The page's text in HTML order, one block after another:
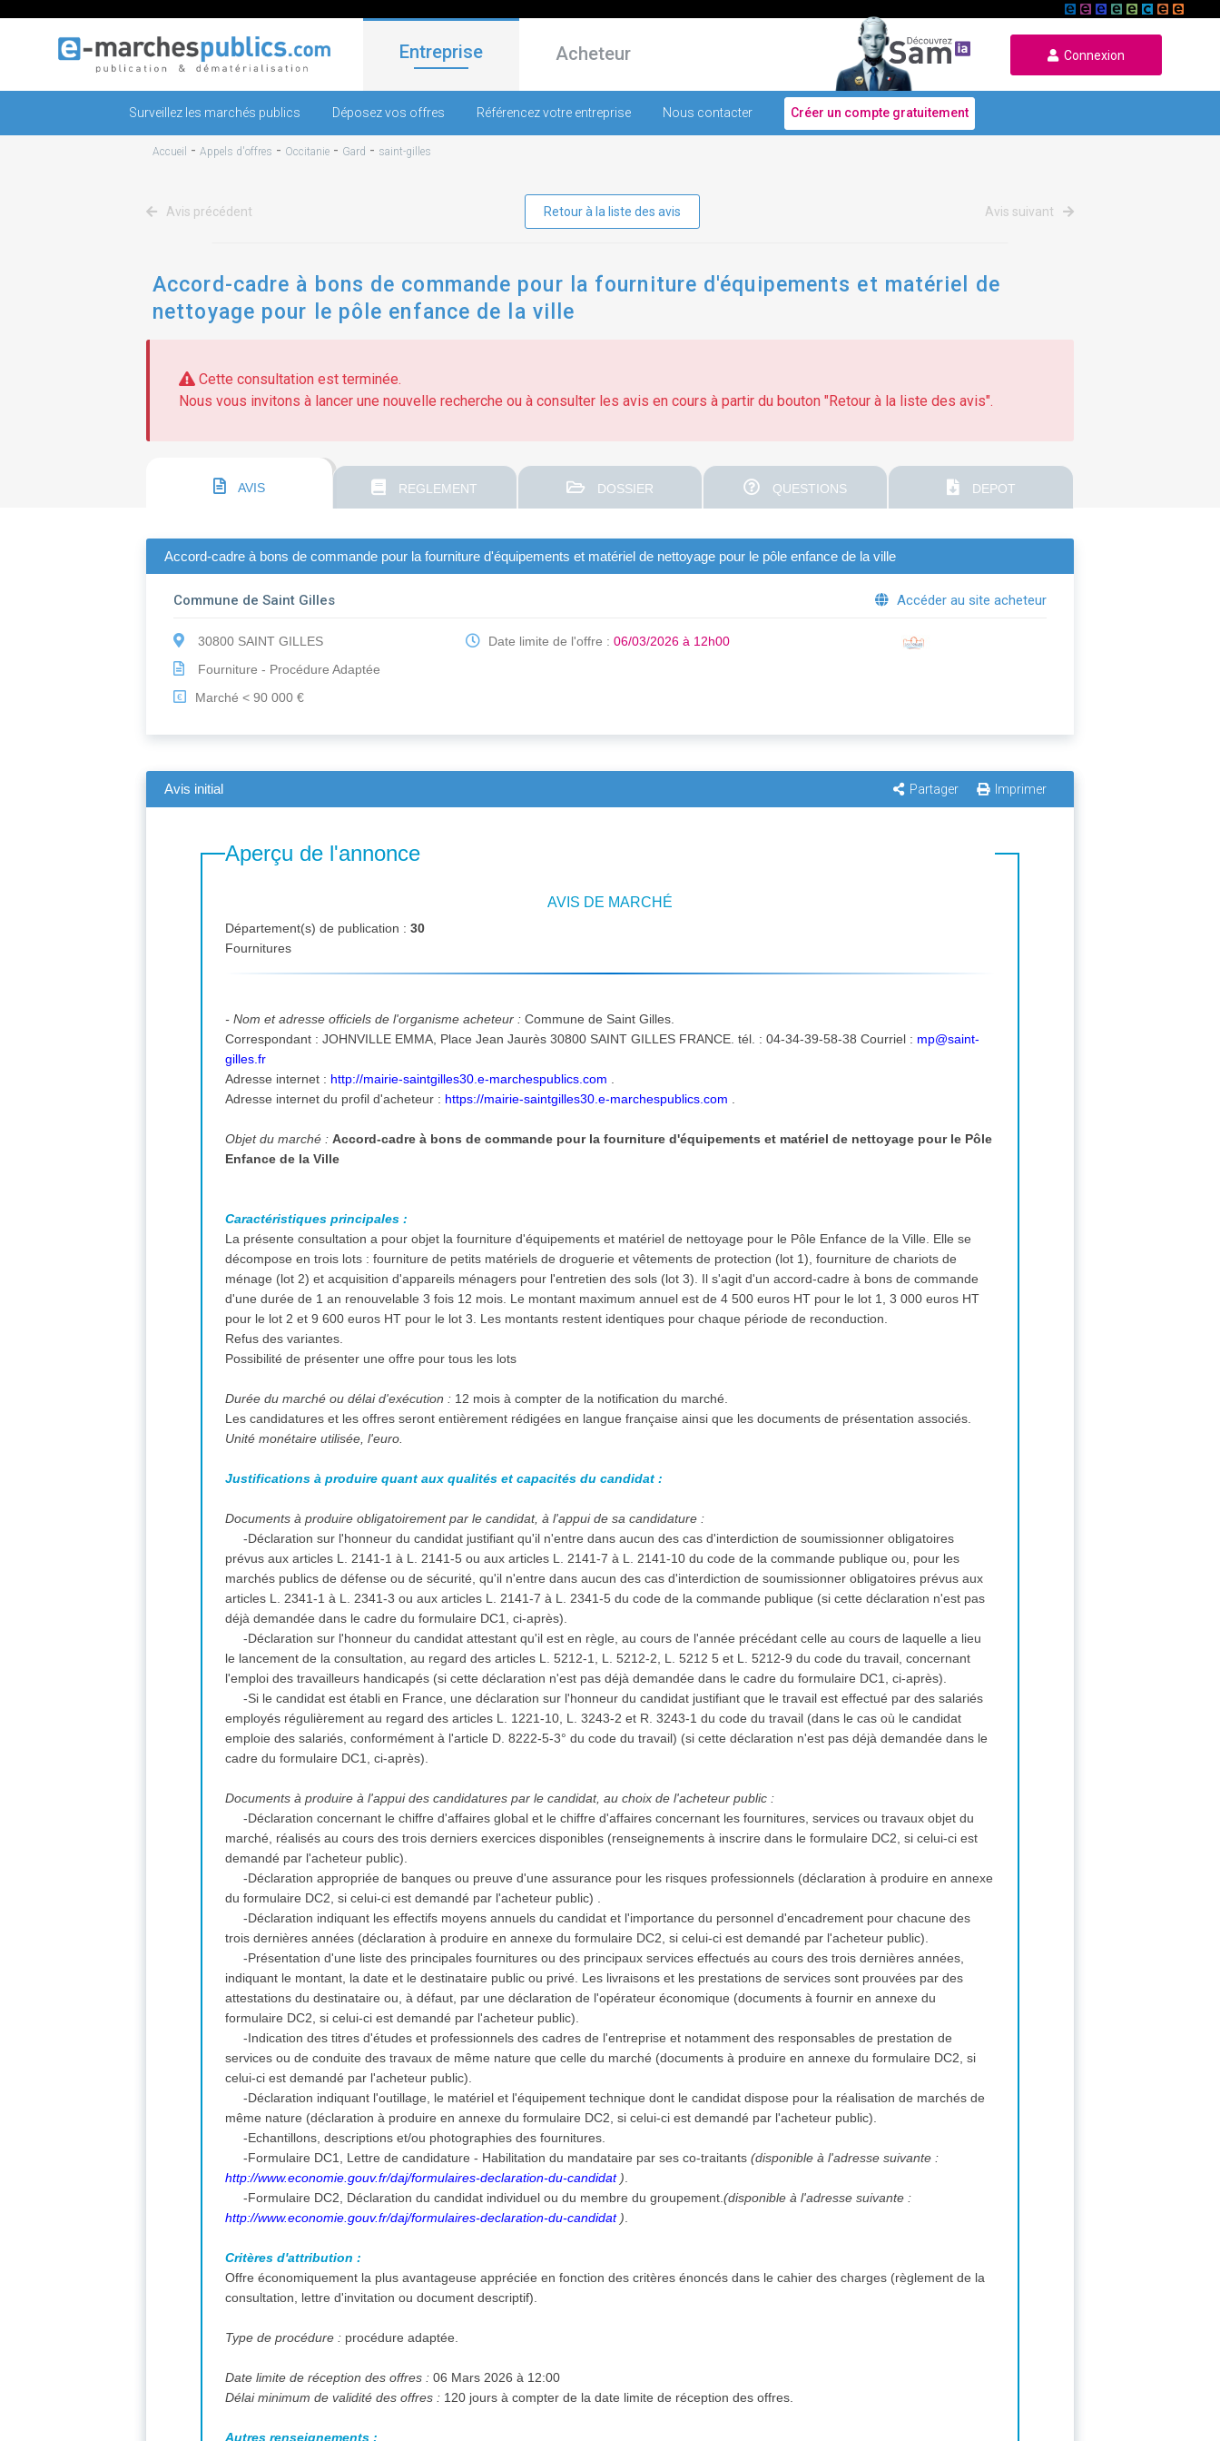
Entreprise Acheteur Connexion
Surveillez les marchés publics Déposez vos offres Référencez votre entreprise Nous contacter Créer un compte gratuitement
Accueil - Appels d'offres - Occitanie - Gard - saint-gilles
Avis précédent Retour à la liste des avis Avis suivant
Accord-cadre à bons de commande pour la fourniture d'équipements et matériel de
nettoyage pour le pôle enfance de la ville
Cette consultation est terminée.
Nous vous invitons à lancer une nouvelle recherche ou à consulter les avis en cours à partir du bouton "Retour à la liste des avis".
AVIS REGLEMENT DOSSIER QUESTIONS DEPOT
Accord-cadre à bons de commande pour la fourniture d'équipements et matériel de nettoyage pour le pôle enfance de la ville
Commune de Saint Gilles Accéder au site acheteur
30800 SAINT GILLES
Fourniture - Procédure Adaptée
€ Marché < 90 000 €
Date limite de l'offre :06/03/2026 à 12h00
Avis initial Partager Imprimer
Aperçu de l'annonce
AVIS DE MARCHÉ
Département(s) de publication :30
Fournitures
- Nom et adresse officiels de l'organisme acheteur :Commune de Saint Gilles.
Correspondant : JOHNVILLE EMMA, Place Jean Jaurès 30800 SAINT GILLES FRANCE. tél. : 04-34-39-58-38 Courriel : mp@saint-
gilles.fr
Adresse internet : http://mairie-saintgilles30.e-marchespublics.com
Adresse internet du profil d'acheteur : https://mairie-saintgilles30.e-marchespublics.com
Objet du marché :Accord-cadre à bons de commande pour la fourniture d'équipements et matériel de nettoyage pour le Pôle
Enfance de la Ville
Caractéristiques principales :
La présente consultation a pour objet la fourniture d'équipements et matériel de nettoyage pour le Pôle Enfance de la Ville. Elle se
décompose en trois lots : fourniture de petits matériels de droguerie et vêtements de protection (lot 1), fourniture de chariots de
ménage (lot 2) et acquisition d'appareils ménagers pour l'entretien des sols (lot 3). Il s'agit d'un accord-cadre à bons de commande
d'une durée de 1 an renouvelable 3 fois 12 mois. Le montant maximum annuel est de 4 500 euros HT pour le lot 1, 3 000 euros HT
pour le lot 2 et 9 600 euros HT pour le lot 3. Les montants restent identiques pour chaque période de reconduction.
Refus des variantes.
Possibilité de présenter une offre pour tous les lots
Durée du marché ou délai d'exécution : 12 mois à compter de la notification du marché.
Les candidatures et les offres seront entièrement rédigées en langue française ainsi que les documents de présentation associés.
Unité monétaire utilisée, l'euro.
Justifications à produire quant aux qualités et capacités du candidat :
Documents à produire obligatoirement par le candidat, à l'appui de sa candidature :
-Déclaration sur l'honneur du candidat justifiant qu'il n'entre dans aucun des cas d'interdiction de soumissionner obligatoires
prévus aux articles L. 2141-1 à L. 2141-5 ou aux articles L. 2141-7 à L. 2141-10 du code de la commande publique ou, pour les
marchés publics de défense ou de sécurité, qu'il n'entre dans aucun des cas d'interdiction de soumissionner obligatoires prévus aux
articles L. 2341-1 à L. 2341-3 ou aux articles L. 2141-7 à L. 2341-5 du code de la commande publique (si cette déclaration n'est pas
déjà demandée dans le cadre du formulaire DC1, ci-après).
-Déclaration sur l'honneur du candidat attestant qu'il est en règle, au cours de l'année précédant celle au cours de laquelle a lieu
le lancement de la consultation, au regard des articles L. 5212-1, L. 5212-2, L. 5212 5 et L. 5212-9 du code du travail, concernant
l'emploi des travailleurs handicapés (si cette déclaration n'est pas déjà demandée dans le cadre du formulaire DC1, ci-après).
-Si le candidat est établi en France, une déclaration sur l'honneur du candidat justifiant que le travail est effectué par des salariés
employés régulièrement au regard des articles L. 1221-10, L. 3243-2 et R. 3243-1 du code du travail (dans le cas où le candidat
emploie des salariés, conformément à l'article D. 8222-5-3° du code du travail) (si cette déclaration n'est pas déjà demandée dans le
cadre du formulaire DC1, ci-après).
Documents à produire à l'appui des candidatures par le candidat, au choix de l'acheteur public :
-Déclaration concernant le chiffre d'affaires global et le chiffre d'affaires concernant les fournitures, services ou travaux objet du
marché, réalisés au cours des trois derniers exercices disponibles (renseignements à inscrire dans le formulaire DC2, si celui-ci est
demandé par l'acheteur public).
-Déclaration appropriée de banques ou preuve d'une assurance pour les risques professionnels (déclaration à produire en annexe
du formulaire DC2, si celui-ci est demandé par l'acheteur public) .
-Déclaration indiquant les effectifs moyens annuels du candidat et l'importance du personnel d'encadrement pour chacune des
trois dernières années (déclaration à produire en annexe du formulaire DC2, si celui-ci est demandé par l'acheteur public).
-Présentation d'une liste des principales fournitures ou des principaux services effectués au cours des trois dernières années,
indiquant le montant, la date et le destinataire public ou privé. Les livraisons et les prestations de services sont prouvées par des
attestations du destinataire ou, à défaut, par une déclaration de l'opérateur économique (documents à fournir en annexe du
formulaire DC2, si celui-ci est demandé par l'acheteur public).
-Indication des titres d'études et professionnels des cadres de l'entreprise et notamment des responsables de prestation de
services ou de conduite des travaux de même nature que celle du marché (documents à produire en annexe du formulaire DC2, si
celui-ci est demandé par l'acheteur public).
-Déclaration indiquant l'outillage, le matériel et l'équipement technique dont le candidat dispose pour la réalisation de marchés de
même nature (déclaration à produire en annexe du formulaire DC2, si celui-ci est demandé par l'acheteur public).
-Echantillons, descriptions et/ou photographies des fournitures.
-Formulaire DC1, Lettre de candidature - Habilitation du mandataire par ses co-traitants(disponible à l'adresse suivante :
http://www.economie.gouv.fr/daj/formulaires-declaration-du-candidat)
-Formulaire DC2, Déclaration du candidat individuel ou du membre du groupement.(disponible à l'adresse suivante :
http://www.economie.gouv.fr/daj/formulaires-declaration-du-candidat)
Critères d'attribution :
Offre économiquement la plus avantageuse appréciée en fonction des critères énoncés dans le cahier des charges (règlement de la
consultation, lettre d'invitation ou document descriptif).
Type de procédure : procédure adaptée.
Date limite de réception des offres :06 Mars 2026 à 12:00
Délai minimum de validité des offres :
120 jours à compter de la date limite de réception des offres.
Autres renseignements :